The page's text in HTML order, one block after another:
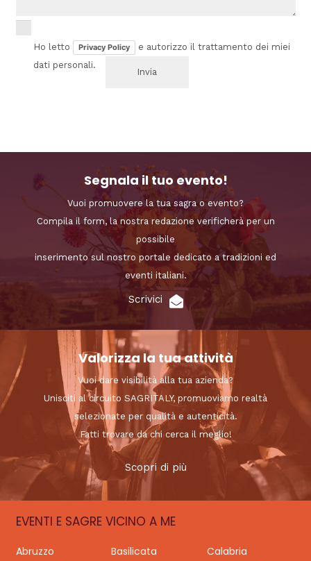
Ho letto Privacy Policy
e autorizzo il trattamento dei miei
dati personali.
Segnala il tuo evento!
Vuoi promuovere la tua sagra o evento?
Compila il form, la nostra redazione verificherà per un
possibile
inserimento sul nostro portale dedicato a tradizioni ed
eventi italiani.
Scrivici
Valorizza la tua attività
Vuoi dare visibilità alla tua azienda?
Unisciti al circuito SAGRITALY, promuoviamo realtà
selezionate per qualità e autenticità.
Fatti trovare da chi cerca il meglio!
Scopri di più
EVENTI E SAGRE VICINO A ME
Abruzzo Basilicata
Calabria